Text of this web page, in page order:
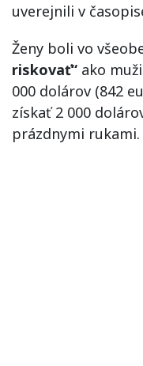
uverejnili v
Ženy boli vo
riskovať“ ako
000 dolárov (842
získať 2 000
prázdnymi rukami.